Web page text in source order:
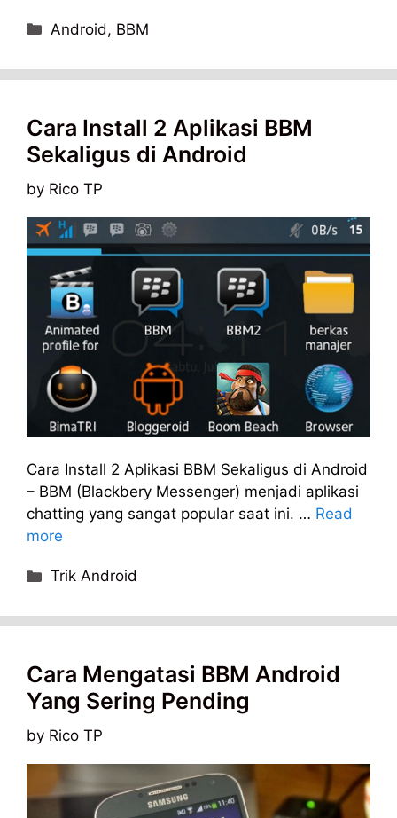
Categories
Android, BBM
Cara Install 2 Aplikasi BBM
Sekaligus di Android
by Rico TP
Cara Install 2 Aplikasi BBM Sekaligus di Android
– BBM (Blackbery Messenger) menjadi aplikasi
chatting yang sangat popular saat ini. … Read
more
Categories
Trik Android
Cara Mengatasi BBM Android
Yang Sering Pending
by Rico TP